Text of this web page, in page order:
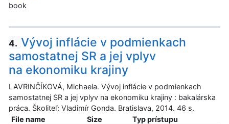
book
4. Vývoj inflácie v podmienkach
samostatnej SR a jej vplyv
na ekonomiku krajiny
LAVRINČÍKOVÁ, Michaela. Vývoj inflácie v podmienkach
samostatnej SR a jej vplyv na ekonomiku krajiny : bakalárska
práca. Školiteľ: Vladimír Gonda. Bratislava, 2014. 46 s.
File name
Size
Typ prístupu